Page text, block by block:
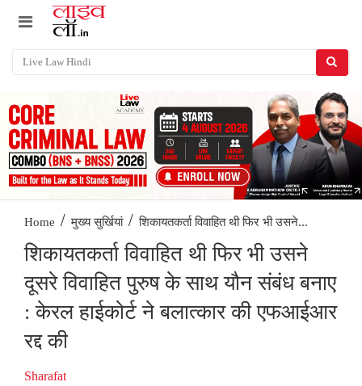
Home / मुख्य सुर्खियां / शिकायतकर्ता विवाहित थी फिर भी उसने...
शिकायतकर्ता विवाहित थी फिर भी उसने
दूसरे विवाहित पुरुष के साथ यौन संबंध बनाए
: केरल हाईकोर्ट ने बलात्कार की एफआईआर
रद्द की
Sharafat